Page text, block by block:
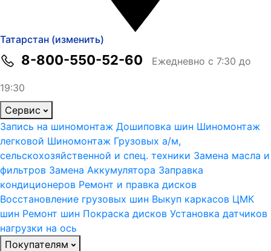
Татарстан (изменить)
8-800-550-52-60 Ежедневно с 7:30 до
19:30
Сервис
Запись на шиномонтаж Дошиповка шин Шиномонтаж
легковой Шиномонтаж Грузовых а/м,
сельскохозяйственной и спец. техники Замена масла и
фильтров Замена Аккумулятора Заправка
кондиционеров Ремонт и правка дисков
Восстановление грузовых шин Выкуп каркасов ЦМК
шин Ремонт шин Покраска дисков Установка датчиков
нагрузки на ось
Покупателям